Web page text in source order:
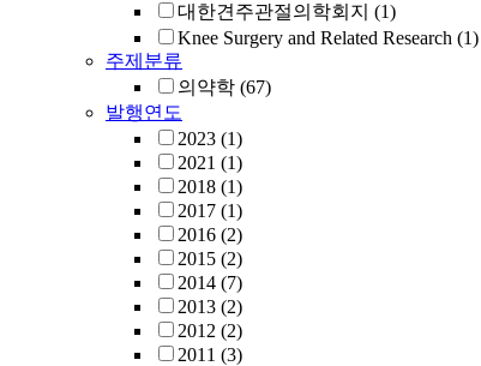
대한견주관절의학회지 (1)
Knee Surgery and Related Research (1)
주제분류
의약학 (67)
발행연도
2023 (1)
2021 (1)
2018 (1)
2017 (1)
2016 (2)
2015 (2)
2014 (7)
2013 (2)
2012 (2)
2011 (3)